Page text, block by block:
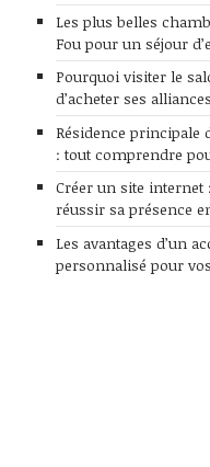
Les plus belles
Fou pour un séjour
Pourquoi visiter le
d’acheter ses
Résidence principale
: tout comprendre
Créer un site
réussir sa présence
Les avantages d’un
personnalisé pour